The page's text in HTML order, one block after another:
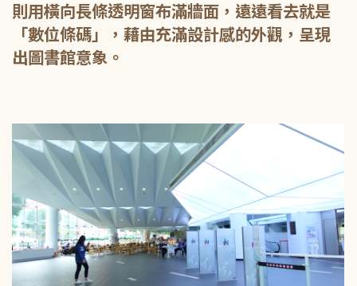
則用橫向長條透明窗布滿牆面，遠遠看去就是
「數位條碼」，藉由充滿設計感的外觀，呈現
出圖書館意象。